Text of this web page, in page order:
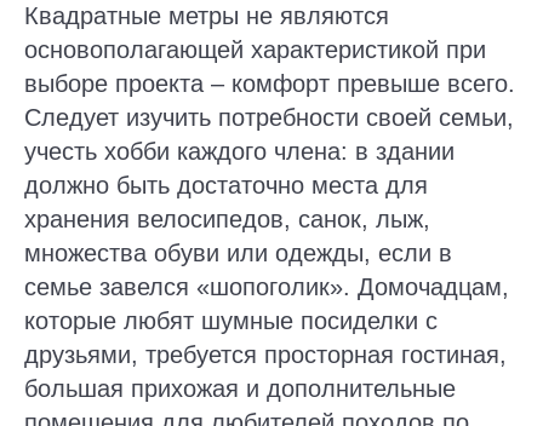
Квадратные метры не являются
основополагающей характеристикой при
выборе проекта – комфорт превыше всего.
Следует изучить потребности своей семьи,
учесть хобби каждого члена: в здании
должно быть достаточно места для
хранения велосипедов, санок, лыж,
множества обуви или одежды, если в
семье завелся «шопоголик». Домочадцам,
которые любят шумные посиделки с
друзьями, требуется просторная гостиная,
большая прихожая и дополнительные